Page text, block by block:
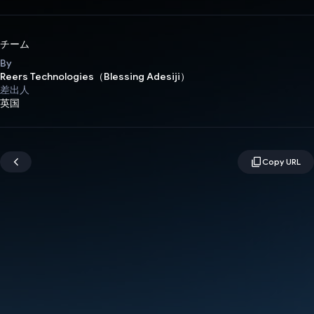
チーム
By
Reers Technologies（Blessing Adesiji）
差出人
英国